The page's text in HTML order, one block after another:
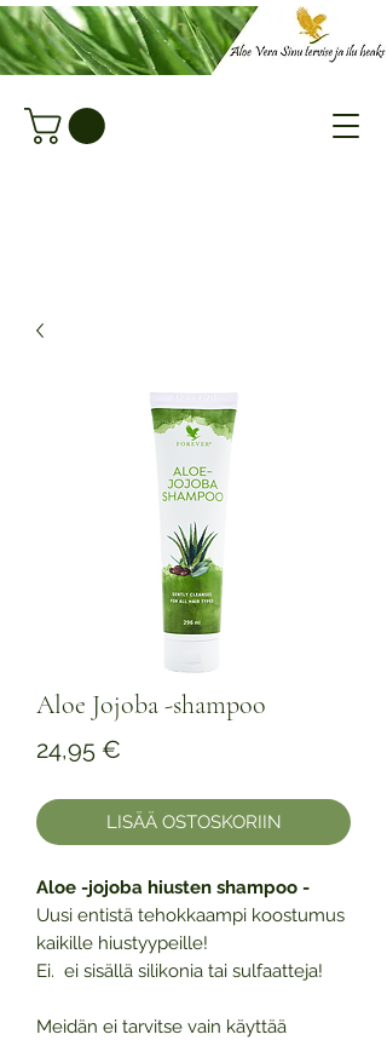
Aloe Jojoba -shampoo
24,95 €
LISÄÄ OSTOSKORIIN
Aloe -jojoba hiusten shampoo -
Uusi entistä tehokkaampi koostumus
kaikille hiustyypeille!
Ei. ei sisällä silikonia tai sulfaatteja!
Meidän ei tarvitse vain käyttää